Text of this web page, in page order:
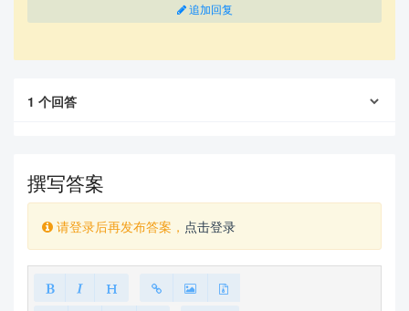
text text text text text
\begin{abstract}
text text text text text
\end{abstract}
\end{document}
追加回复
1 个回答
撰写答案
请登录后再发布答案， 点击登录